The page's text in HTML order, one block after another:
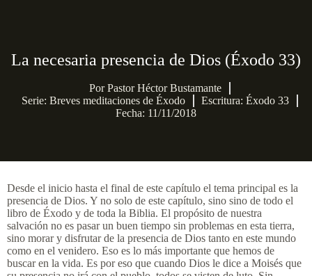
La necesaria presencia de Dios (Éxodo 33)
PorPastor Héctor Bustamante
Serie: Breves meditaciones de Éxodo
Escritura: Éxodo 33
Fecha: 11/11/2018
Desde el inicio hasta el final de este capítulo el tema principal es la
presencia de Dios. Y no solo de este capítulo, sino sino de todo el
libro de Éxodo y de toda la Biblia. El propósito de nuestra
salvación no es pasar un buen tiempo sin problemas en esta tierra,
sino morar y disfrutar de la presencia de Dios tanto en este mundo
como en el venidero. Eso es lo más importante que hemos de
buscar en la vida. Es por eso que cuando Dios le dice a Moisés que